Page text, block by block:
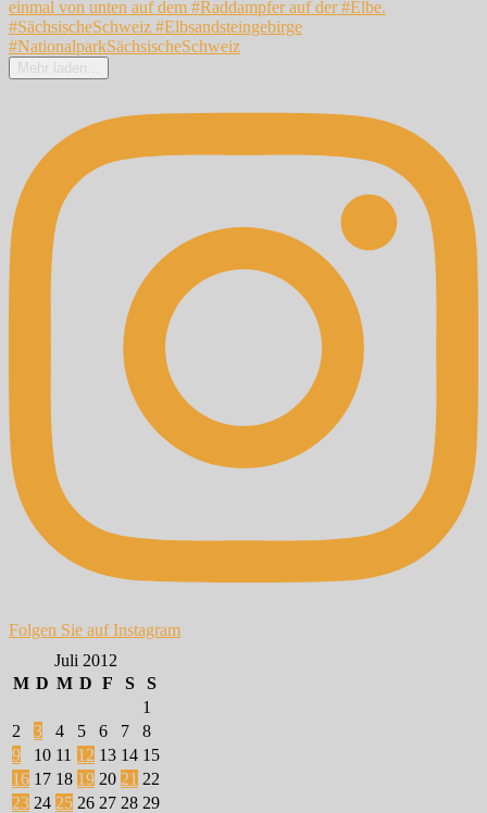
Mehr laden...
Folgen Sie auf Instagram
Juli 2012
M D M D F S
S
1
2
3 4 5 6 7
8
9
10 11 12 13 14 15
16 17 18 19 20 21 22
23 24 25 26 27 28 29